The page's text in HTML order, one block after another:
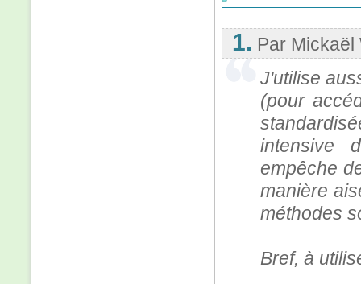
1. Par Mickaël
J'utilise
(pour
intensive
empêche
manière
méthodes
Bref, à